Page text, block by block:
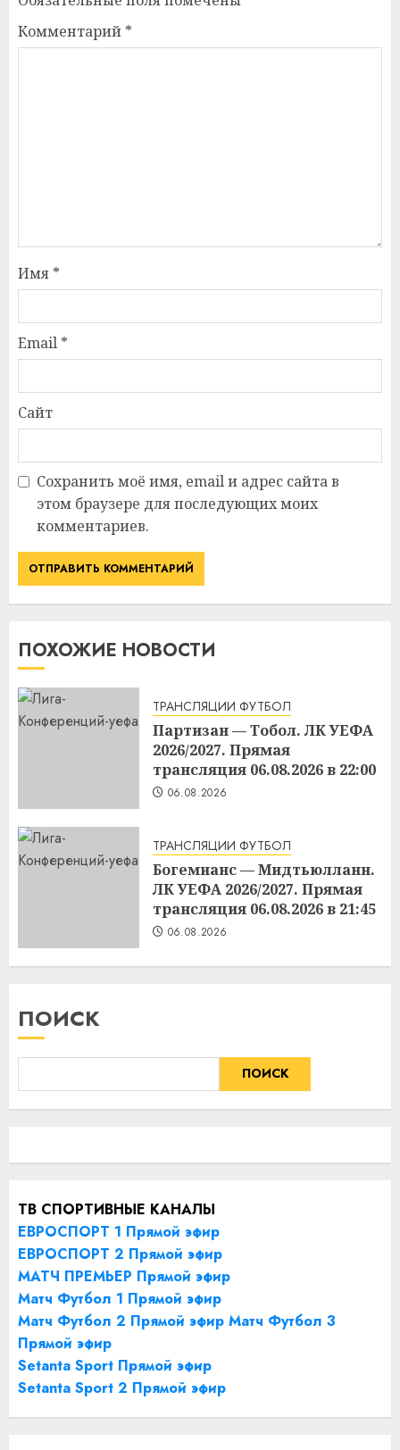
Комментарий *
Имя *
Email *
Сайт
Сохранить моё имя, email и адрес сайта в
этом браузере для последующих моих
комментариев.
ПОХОЖИЕ НОВОСТИ
ТРАНСЛЯЦИИ ФУТБОЛ
Партизан — Тобол. ЛК УЕФА
2026/2027. Прямая
трансляция 06.08.2026 в 22:00
06.08.2026
ТРАНСЛЯЦИИ ФУТБОЛ
Богемианс — Мидтьюлланн.
ЛК УЕФА 2026/2027. Прямая
трансляция 06.08.2026 в 21:45
06.08.2026
ПОИСК
ПОИСК
ТВ СПОРТИВНЫЕ КАНАЛЫ
ЕВРОСПОРТ 1 Прямой эфир
ЕВРОСПОРТ 2 Прямой эфир
МАТЧ ПРЕМЬЕР Прямой эфир
Матч Футбол 1 Прямой эфир
Матч Футбол 2 Прямой эфир Матч Футбол 3
Прямой эфир
Setanta Sport Прямой эфир
Setanta Sport 2 Прямой эфир